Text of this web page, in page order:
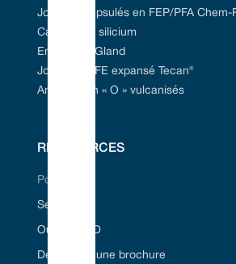
Joints encapsulés en FEP/PFA Chem-
Carbure de silicium
Emballage Gland
Joint en PTFE expansé Tecan®
Anneaux en « O » vulcanisés
RESSOURCES
Portail Web
Secteurs
Outil Seal ID
Demandez une brochure